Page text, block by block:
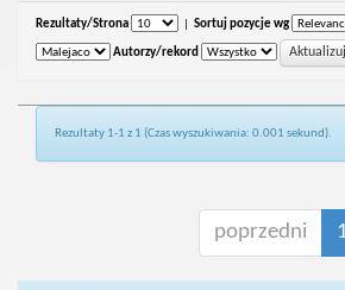
Rezultaty/Strona Sortuj pozycje wg
Autorzy/rekord
Rezultaty 1-1 z 1 (Czas wyszukiwania: 0.001 sekund).
poprzedni